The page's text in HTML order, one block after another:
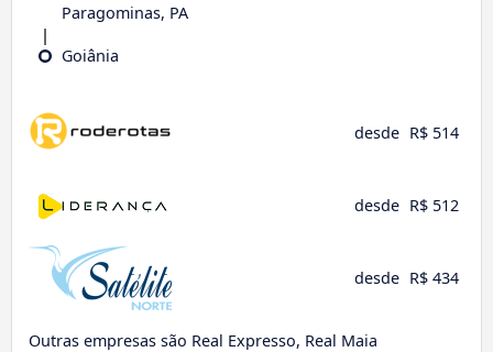
Paragominas, PA
Goiânia
desde R$ 514
desde R$ 512
desde R$ 434
Outras empresas são Real Expresso, Real Maia